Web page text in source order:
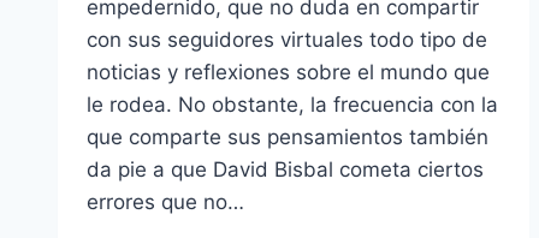
empedernido, que no duda en compartir
con sus seguidores virtuales todo tipo de
noticias y reflexiones sobre el mundo que
le rodea. No obstante, la frecuencia con la
que comparte sus pensamientos también
da pie a que David Bisbal cometa ciertos
errores que no…